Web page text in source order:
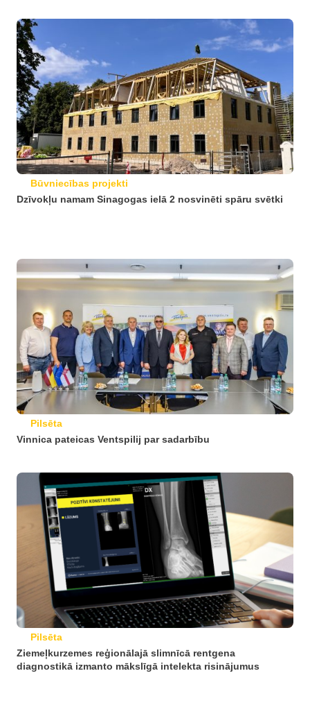
Būvniecības projekti
Dzīvokļu namam Sinagogas ielā 2 nosvinēti spāru svētki
Pilsēta
Vinnica pateicas Ventspilij par sadarbību
Pilsēta
Ziemeļkurzemes reģionālajā slimnīcā rentgena
diagnostikā izmanto mākslīgā intelekta risinājumus